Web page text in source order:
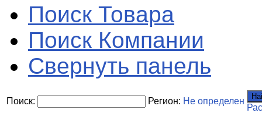
Поиск Товара
Поиск Компании
Свернуть панель
Поиск: Регион: Не определен